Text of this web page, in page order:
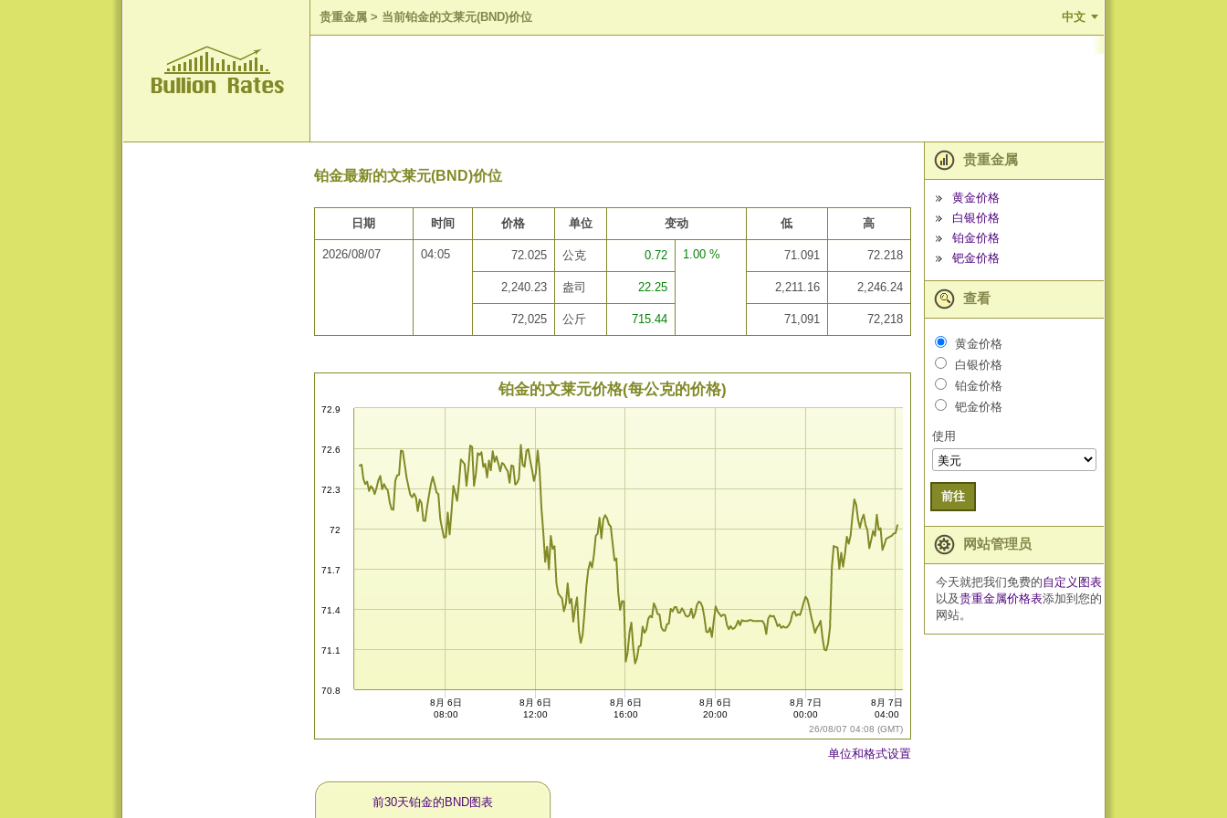
贵重金属 > 当前铂金的文莱元(BND)价位 中文
铂金最新的文莱元(BND)价位
日期 时间 价格 单位 变动 低 高
2026/08/07 04:05 72.025 公克 0.72 1.00 % 71.091 72.218
2,240.23 盎司 22.25 2,211.16 2,246.24
72,025 公斤 715.44 71,091 72,218
26/08/07 04:08 (GMT)
铂金的文莱元价格(每公克的价格)
70.8
71.1
71.4
71.7
72
72.3
72.6
72.9
8月 6日
08:00
8月 6日
12:00
8月 6日
16:00
8月 6日
20:00
8月 7日
00:00
8月 7日
04:00
单位和格式设置
前30天铂金的BND图表
贵重金属
黄金价格
白银价格
铂金价格
钯金价格
查看
黄金价格
白银价格
铂金价格
钯金价格
使用
前往
网站管理员
今天就把我们免费的自定义图表
以及贵重金属价格表添加到您的
网站。